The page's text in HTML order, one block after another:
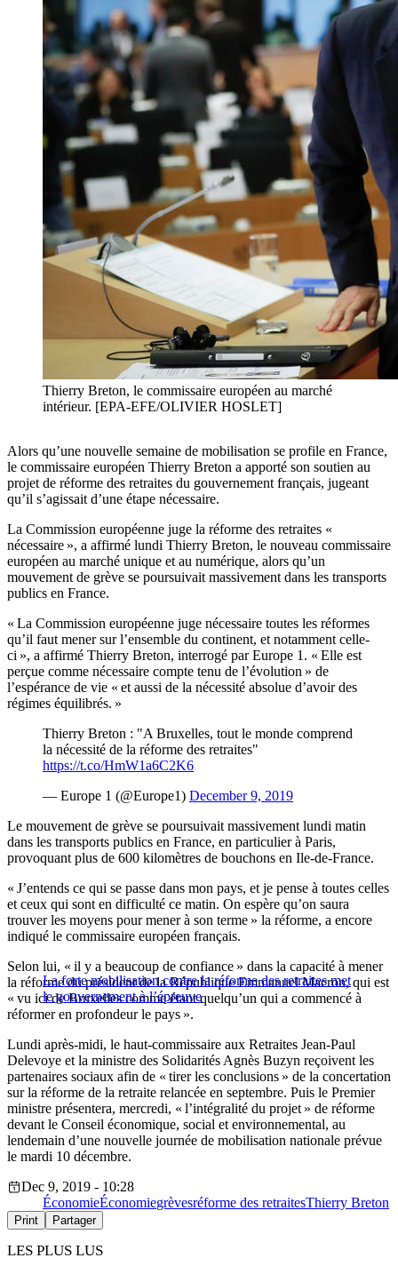
Thierry Breton, le commissaire européen au marché
intérieur. [EPA-EFE/OLIVIER HOSLET]
Alors qu’une nouvelle semaine de mobilisation se profile en France,
le commissaire européen Thierry Breton a apporté son soutien au
projet de réforme des retraites du gouvernement français, jugeant
qu’il s’agissait d’une étape nécessaire.
La Commission européenne juge la réforme des retraites «
nécessaire », a affirmé lundi Thierry Breton, le nouveau commissaire
européen au marché unique et au numérique, alors qu’un
mouvement de grève se poursuivait massivement dans les transports
publics en France.
« La Commission européenne juge nécessaire toutes les réformes
qu’il faut mener sur l’ensemble du continent, et notamment celle-
ci », a affirmé Thierry Breton, interrogé par Europe 1. « Elle est
perçue comme nécessaire compte tenu de l’évolution » de
l’espérance de vie « et aussi de la nécessité absolue d’avoir des
régimes équilibrés. »
Thierry Breton : "A Bruxelles, tout le monde comprend
la nécessité de la réforme des retraites"
https://t.co/HmW1a6C2K6
— Europe 1 (@Europe1) December 9, 2019
Le mouvement de grève se poursuivait massivement lundi matin
dans les transports publics en France, en particulier à Paris,
provoquant plus de 600 kilomètres de bouchons en Ile-de-France.
« J’entends ce qui se passe dans mon pays, et je pense à toutes celles
et ceux qui sont en difficulté ce matin. On espère qu’on saura
trouver les moyens pour mener à son terme » la réforme, a encore
indiqué le commissaire européen français.
La forte mobilisation contre la réforme des retraites met
le gouvernement à l’épreuve
Selon lui, « il y a beaucoup de confiance » dans la capacité à mener
la réforme du président de la République Emmanuel Macron, qui est
« vu ici de Bruxelles comme étant quelqu’un qui a commencé à
réformer en profondeur le pays ».
Lundi après-midi, le haut-commissaire aux Retraites Jean-Paul
Delevoye et la ministre des Solidarités Agnès Buzyn reçoivent les
partenaires sociaux afin de « tirer les conclusions » de la concertation
sur la réforme de la retraite relancée en septembre. Puis le Premier
ministre présentera, mercredi, « l’intégralité du projet » de réforme
devant le Conseil économique, social et environnemental, au
lendemain d’une nouvelle journée de mobilisation nationale prévue
le mardi 10 décembre.
Dec 9, 2019 - 10:28
ÉconomieÉconomiegrèvesréforme des retraitesThierry Breton
Print Partager
LES PLUS LUS